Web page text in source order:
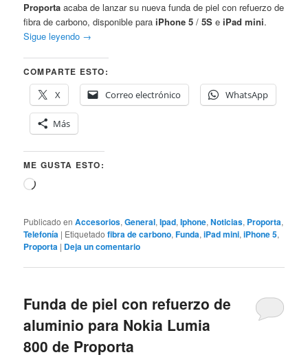
Proporta acaba de lanzar su nueva funda de piel con refuerzo de
fibra de carbono, disponible paraiPhone 5 /5S eiPad mini.
Sigue leyendo →
COMPARTE ESTO:
X
Correo electrónico WhatsApp
Más
ME GUSTA ESTO:
Cargando...
Publicado en Accesorios,General,Ipad,Iphone,Noticias, Proporta,
Telefonía | Etiquetado fibra de carbono,Funda,iPad mini,iPhone 5,
Proporta | Deja un comentario
Funda de piel con refuerzo de
aluminio para Nokia Lumia
800 de Proporta